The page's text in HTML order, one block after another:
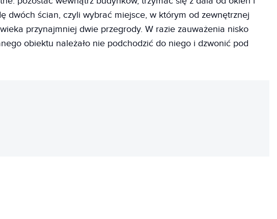
dwóch ścian, czyli wybrać miejsce, w którym od zewnętrznej
przynajmniej dwie przegrody. W razie zauważenia nisko
obiektu należało nie podchodzić do niego i dzwonić pod